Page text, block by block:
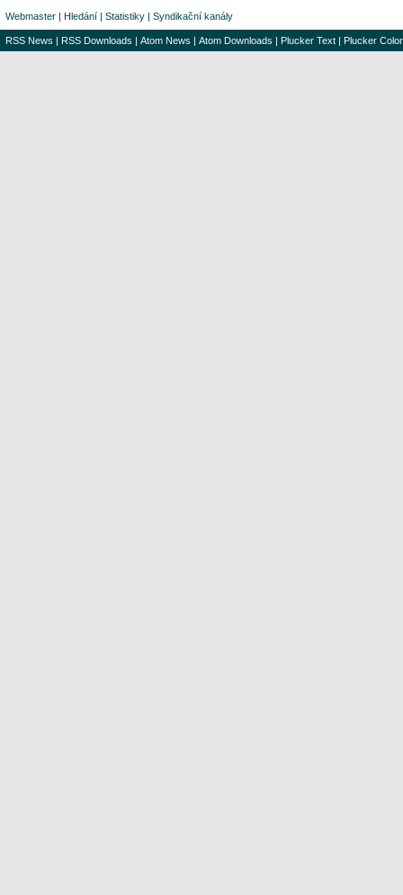
Webmaster | Hledání | Statistiky | Syndikační kanály
RSS News | RSS Downloads | Atom News | Atom Downloads | Plucker Text | Plucker Color